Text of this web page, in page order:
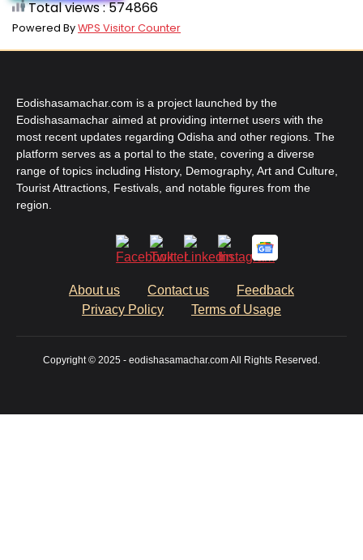
Total views : 574866
Powered ByWPS Visitor Counter
Eodishasamachar.com is a project launched by the
Eodishasamachar aimed at providing internet users with the
most recent updates regarding Odisha and other regions. The
platform serves as a portal to the state, covering a diverse
range of topics including History, Demography, Art and Culture,
Tourist Attractions, Festivals, and notable figures from the
region.
About us Contact us
Feedback
Privacy Policy
Terms of Usage
Copyright © 2025 - eodishasamachar.com All Rights Reserved.